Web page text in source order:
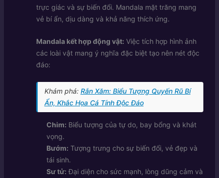
trực giác và sự biến đổi. Mandala mặt trăng mang
vẻ bí ẩn, dịu dàng và khả năng thích ứng.
Mandala kết hợp động vật: Việc tích hợp hình ảnh
các loài vật mang ý nghĩa đặc biệt tạo nên nét độc
đáo:
Khám phá: Rắn Xăm: Biểu Tượng Quyến Rũ Bí
Ẩn, Khắc Họa Cá Tính Độc Đáo
Chim: Biểu tượng của tự do, bay bổng và khát
vọng.
Bướm: Tượng trưng cho sự biến đổi, vẻ đẹp và
tái sinh.
Sư tử: Đại diện cho sức mạnh, lòng dũng cảm và